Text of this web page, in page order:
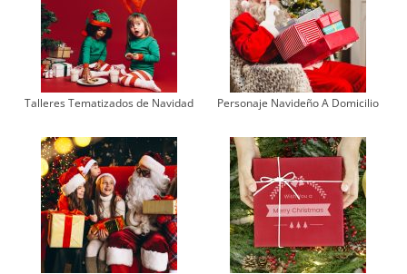
Talleres Tematizados de Navidad Personaje Navideño A Domicilio